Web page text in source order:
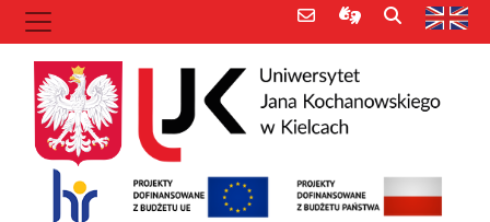
Poczta e-mailInformacje dla
Szukaj